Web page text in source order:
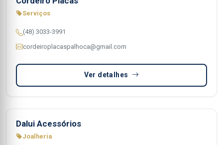
Serviços
(48) 3033-3991
cordeiroplacaspalhoca@gmail.com
Ver detalhes
Dalui Acessórios
Joalheria